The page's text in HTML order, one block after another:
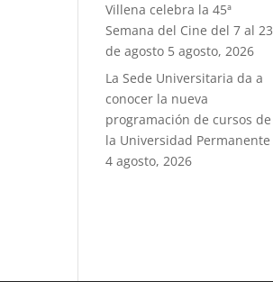
Villena celebra la 45ª
Semana del Cine del 7 al 23
de agosto 5 agosto, 2026
La Sede Universitaria da a
conocer la nueva
programación de cursos de
la Universidad Permanente
4 agosto, 2026